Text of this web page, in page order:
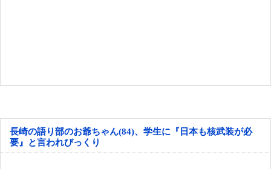
長崎の語り部のお爺ちゃん(84)、学生に『日本も核武装が必
要』と言われびっくり